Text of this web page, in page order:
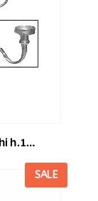
satinato
SALE